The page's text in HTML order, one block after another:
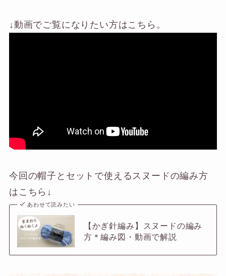
↓動画でご覧になりたい方はこちら。
今回の帽子とセットで使えるスヌードの編み方
はこちら↓
あわせて読みたい
【かぎ針編み】スヌードの編み
方＊編み図・動画で解説